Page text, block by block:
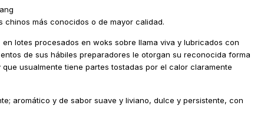
chinos más conocidos o de mayor calidad.
lotes procesados en woks sobre llama viva y lubricados con
de sus hábiles preparadores le otorgan su reconocida forma
usualmente tiene partes tostadas por el calor claramente
aromático y de sabor suave y liviano, dulce y persistente, con